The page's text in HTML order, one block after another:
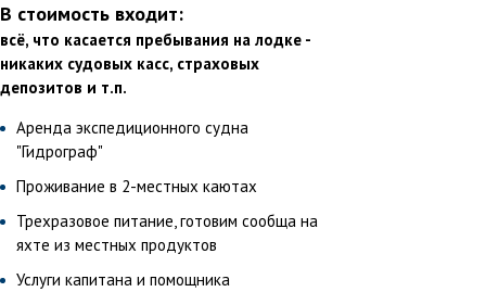
В стоимость входит:
всё, что касается пребывания на лодке -
никаких судовых касс, страховых
депозитов и т.п.
Аренда экспедиционного судна
"Гидрограф"
Проживание в 2-местных каютах
Трехразовое питание, готовим сообща на
яхте из местных продуктов
Услуги капитана и помощника